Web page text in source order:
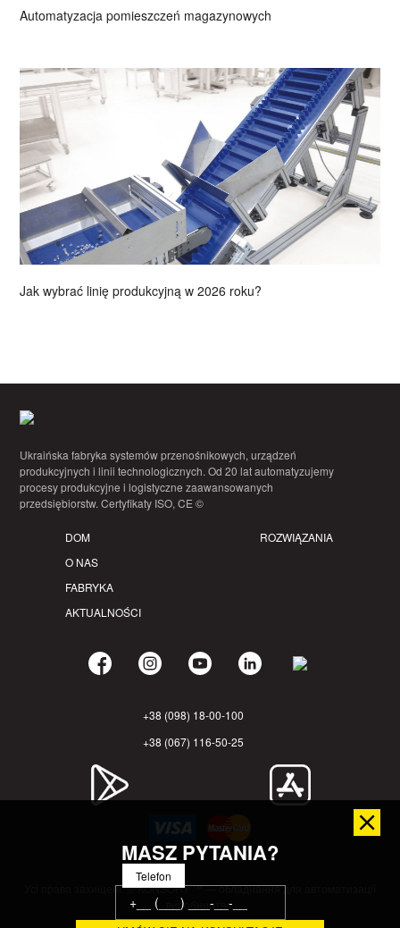
Automatyzacja pomieszczeń magazynowych
Jak wybrać linię produkcyjną w 2026 roku?
Ukraińska fabryka systemów przenośnikowych, urządzeń
produkcyjnych i linii technologicznych. Od 20 lat automatyzujemy
procesy produkcyjne i logistyczne zaawansowanych
przedsiębiorstw. Certyfikaty ISO, CE ©
DOM
O NAS
FABRYKA
AKTUALNOŚCI
ROZWIĄZANIA
+38 (098) 18-00-100
+38 (067) 116-50-25
Усі права захищені. © KONSORT ™ — обладнання для автоматизації
виробництва.
MASZ PYTANIA?
Telefon